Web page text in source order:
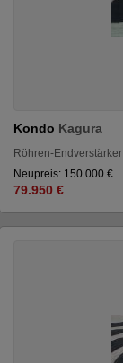
Kondo Kagura
Röhren-Endverstärker
Neupreis: 150.000 €
79.950 €